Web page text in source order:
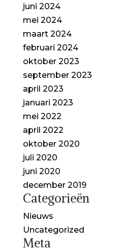
juni 2024
mei 2024
maart 2024
februari 2024
oktober 2023
september 2023
april 2023
januari 2023
mei 2022
april 2022
oktober 2020
juli 2020
juni 2020
december 2019
Categorieën
Nieuws
Uncategorized
Meta